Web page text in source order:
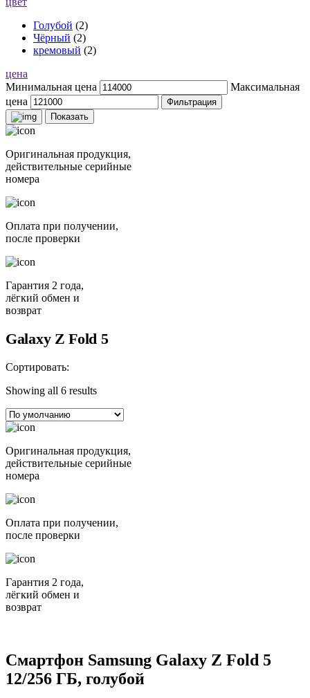
Голубой (2)
Чёрный (2)
кремовый (2)
цена
Минимальная цена
Максимальная
цена
Фильтрация
Показать
Оригинальная продукция,
действительные серийные
номера
Оплата при получении,
после проверки
Гарантия 2 года,
лёгкий обмен и
возврат
Galaxy Z Fold 5
Сортировать:
Showing all 6 results
Оригинальная продукция,
действительные серийные
номера
Оплата при получении,
после проверки
Гарантия 2 года,
лёгкий обмен и
возврат
Смартфон Samsung Galaxy Z Fold 5
12/256 ГБ, голубой